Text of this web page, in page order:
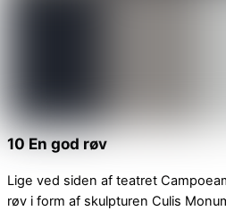
10 En god røv
Lige ved siden af teatret
røv i form af skulpturen Culis